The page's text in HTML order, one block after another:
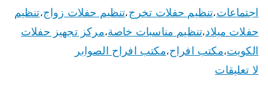
اجتماعات،تنظيم حفلات تخرج،تنظيم حفلات زواج،تنظيم
حفلات ميلاد،تنظيم مناسبات خاصة،مركز تجهيز حفلات
الكويت،مكتب افراح،مكتب افراح الصوابر
لا تعليقات